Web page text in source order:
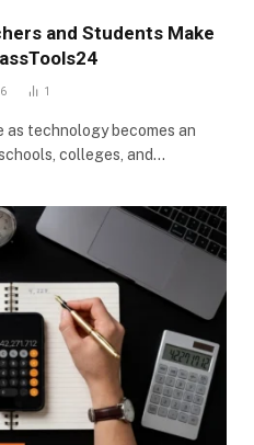
and Students Make
1
as technology becomes an
colleges, and…